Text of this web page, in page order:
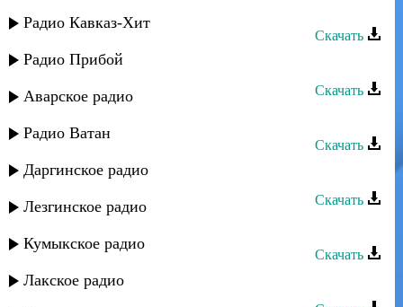
Радио Кавказ-Хит
Радио Прибой
Аварское радио
Радио Ватан
Даргинское радио
Лезгинское радио
Кумыкское радио
Лакское радио
Скачать
Гапцах группа - Гатфар
Скачать
Скачать
Гапцах группа - Эльвира
Скачать
Скачать
Гапцах группа - Тебе дарю